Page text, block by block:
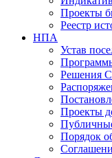
Проекты
Реестр
НПА
Устав
Решения
Проекты
Порядок